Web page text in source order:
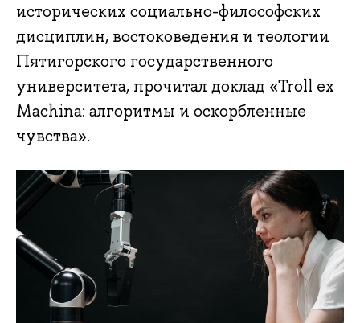
исторических социально-философских
дисциплин, востоковедения и теологии
Пятигорского государственного
университета, прочитал доклад «Troll ex
Machina: алгоритмы и оскорбленные
чувства».